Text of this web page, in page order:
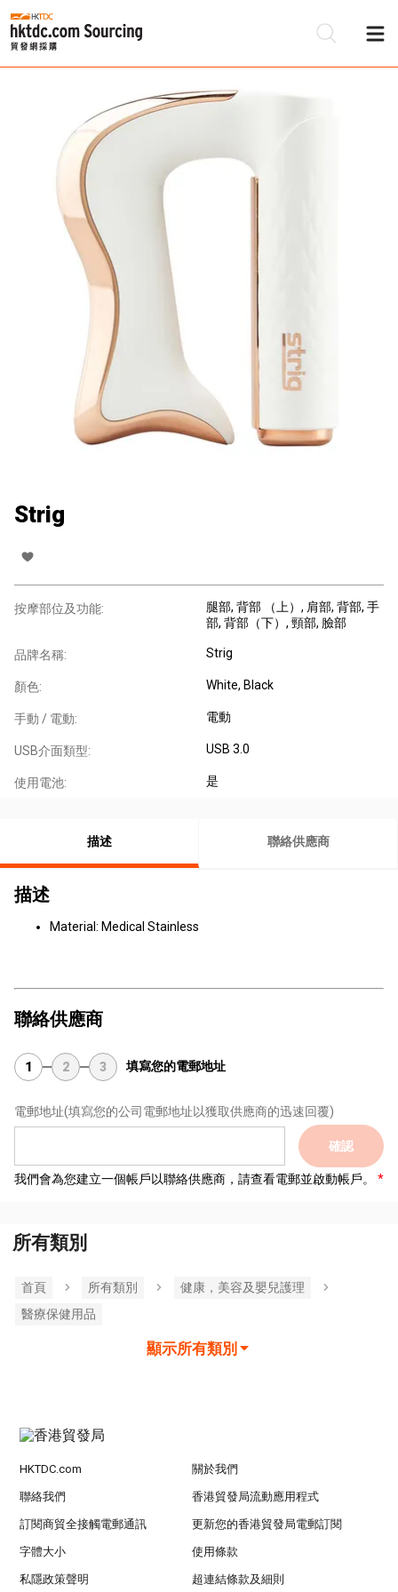
Strig
按摩部位及功能: 腿部, 背部 （上） , 肩部, 背部, 手
部, 背部（下） , 頸部, 臉部
品牌名稱: Strig
顏色: White, Black
手動 / 電動: 電動
USB介面類型: USB 3.0
使用電池: 是
描述 聯絡供應商
描述
Material: Medical Stainless
聯絡供應商
1 2 3 填寫您的電郵地址
電郵地址(填寫您的公司電郵地址以獲取供應商的迅速回覆)
確認
我們會為您建立一個帳戶以聯絡供應商，請查看電郵並啟動帳戶。
所有類別
首頁 所有類別
健康，美容及嬰兒護理
醫療保健用品
顯示所有類別
HKTDC.com 關於我們
聯絡我們 香港貿發局流動應用程式
訂閱商貿全接觸電郵通訊 更新您的香港貿發局電郵訂閱
字體大小 使用條款
私隱政策聲明 超連結條款及細則